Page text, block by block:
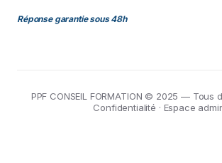
Réponse garantie sous 48h
PPF CONSEIL FORMATION © 2025 — Tous
Confidentialité · Espace